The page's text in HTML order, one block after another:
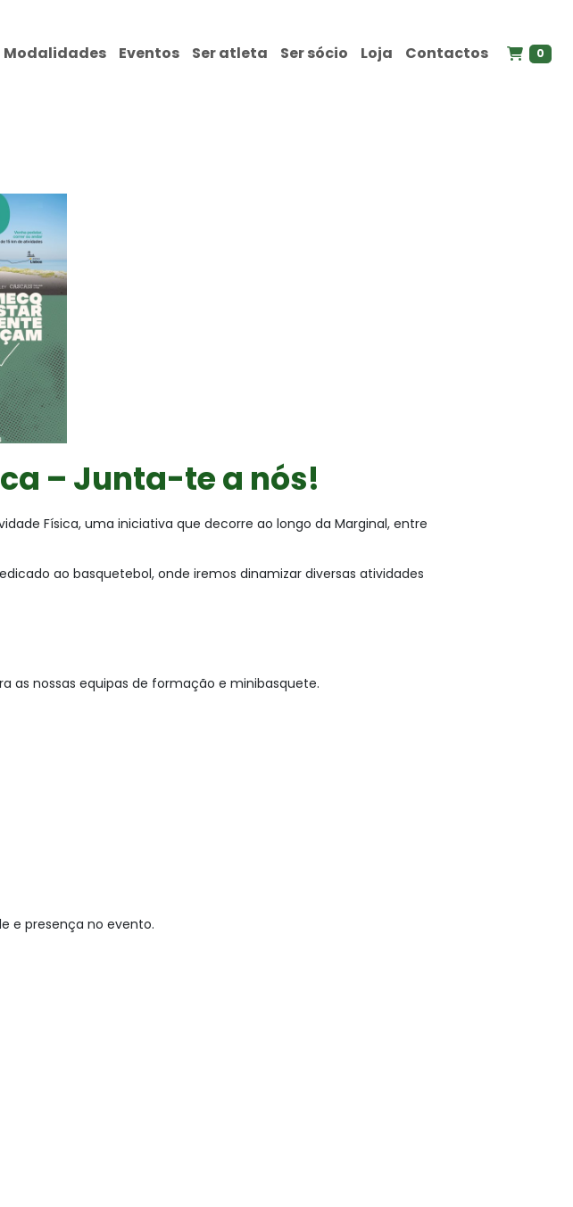
Modalidades Eventos Ser atleta Ser sócio Loja Contactos 0
– Junta-te a nós!
Física, uma iniciativa que decorre ao longo da Marginal, entre
ao basquetebol, onde iremos dinamizar diversas atividades
as nossas equipas de formação e minibasquete.
e presença no evento.